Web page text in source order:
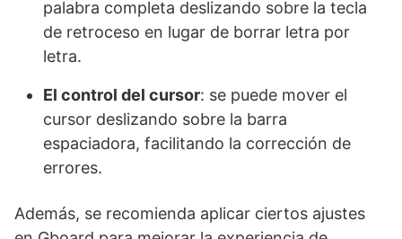
palabra completa deslizando sobre la tecla
de retroceso en lugar de borrar letra por
letra.
El control del cursor: se puede mover el
cursor deslizando sobre la barra
espaciadora, facilitando la corrección de
errores.
Además, se recomienda aplicar ciertos ajustes